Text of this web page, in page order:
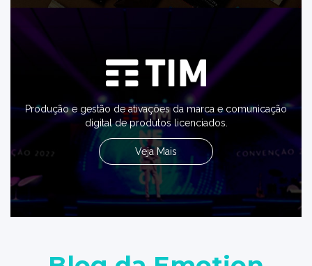
Produção e gestão de ativações da marca e comunicação
digital de produtos licenciados.
Veja Mais